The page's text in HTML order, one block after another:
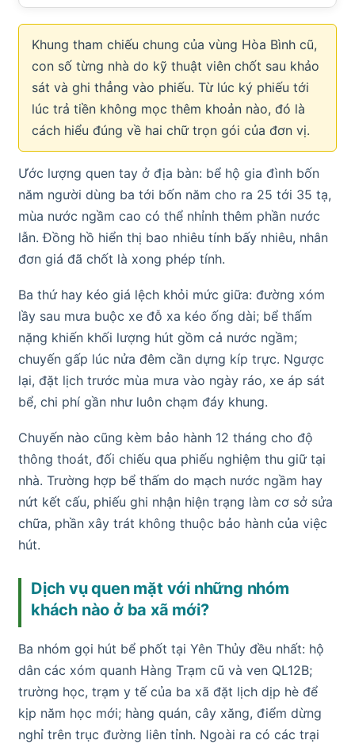
Khung tham chiếu chung của vùng Hòa Bình cũ,
con số từng nhà do kỹ thuật viên chốt sau khảo
sát và ghi thẳng vào phiếu. Từ lúc ký phiếu tới
lúc trả tiền không mọc thêm khoản nào, đó là
cách hiểu đúng về hai chữ trọn gói của đơn vị.
Ước lượng quen tay ở địa bàn: bể hộ gia đình bốn
năm người dùng ba tới bốn năm cho ra 25 tới 35 tạ,
mùa nước ngầm cao có thể nhỉnh thêm phần nước
lẫn. Đồng hồ hiển thị bao nhiêu tính bấy nhiêu, nhân
đơn giá đã chốt là xong phép tính.
Ba thứ hay kéo giá lệch khỏi mức giữa: đường xóm
lầy sau mưa buộc xe đỗ xa kéo ống dài; bể thấm
nặng khiến khối lượng hút gồm cả nước ngầm;
chuyến gấp lúc nửa đêm cần dựng kíp trực. Ngược
lại, đặt lịch trước mùa mưa vào ngày ráo, xe áp sát
bể, chi phí gần như luôn chạm đáy khung.
Chuyến nào cũng kèm bảo hành 12 tháng cho độ
thông thoát, đối chiếu qua phiếu nghiệm thu giữ tại
nhà. Trường hợp bể thấm do mạch nước ngầm hay
nứt kết cấu, phiếu ghi nhận hiện trạng làm cơ sở sửa
chữa, phần xây trát không thuộc bảo hành của việc
hút.
Dịch vụ quen mặt với những nhóm
khách nào ở ba xã mới?
Ba nhóm gọi hút bể phốt tại Yên Thủy đều nhất: hộ
dân các xóm quanh Hàng Trạm cũ và ven QL12B;
trường học, trạm y tế của ba xã đặt lịch dịp hè để
kịp năm học mới; hàng quán, cây xăng, điểm dừng
nghỉ trên trục đường liên tỉnh. Ngoài ra có các trại